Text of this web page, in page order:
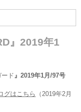
』2019年1
ド』2019年1月/97号
グはこちら
（2019年2月